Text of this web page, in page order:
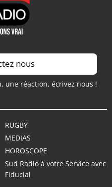
nous
une réaction, écrivez nous !
RUGBY
MEDIAS
HOROSCOPE
Sud Radio à votre Service avec
Fiducial